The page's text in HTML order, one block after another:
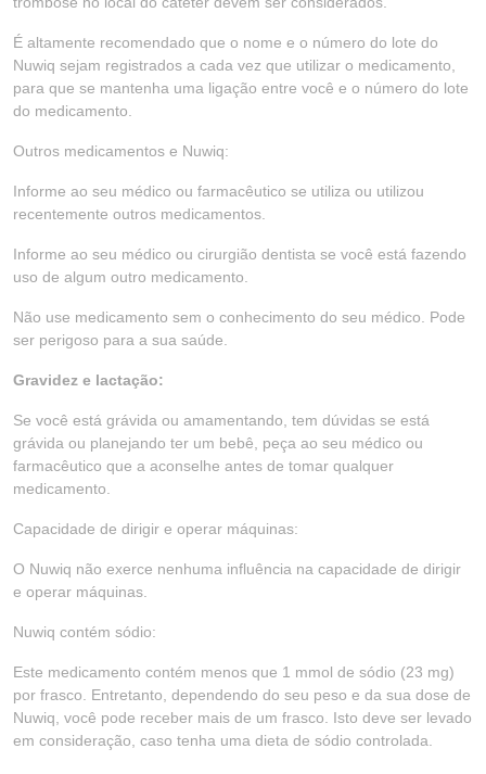
É altamente recomendado que o nome e o número do lote do
Nuwiq sejam registrados a cada vez que utilizar o medicamento,
para que se mantenha uma ligação entre você e o número do lote
do medicamento.
Outros medicamentos e Nuwiq:
Informe ao seu médico ou farmacêutico se utiliza ou utilizou
recentemente outros medicamentos.
Informe ao seu médico ou cirurgião dentista se você está fazendo
uso de algum outro medicamento.
Não use medicamento sem o conhecimento do seu médico. Pode
ser perigoso para a sua saúde.
Gravidez e lactação:
Se você está grávida ou amamentando, tem dúvidas se está
grávida ou planejando ter um bebê, peça ao seu médico ou
farmacêutico que a aconselhe antes de tomar qualquer
medicamento.
Capacidade de dirigir e operar máquinas:
O Nuwiq não exerce nenhuma influência na capacidade de dirigir
e operar máquinas.
Nuwiq contém sódio:
Este medicamento contém menos que 1 mmol de sódio (23 mg)
por frasco. Entretanto, dependendo do seu peso e da sua dose de
Nuwiq, você pode receber mais de um frasco. Isto deve ser levado
em consideração, caso tenha uma dieta de sódio controlada.